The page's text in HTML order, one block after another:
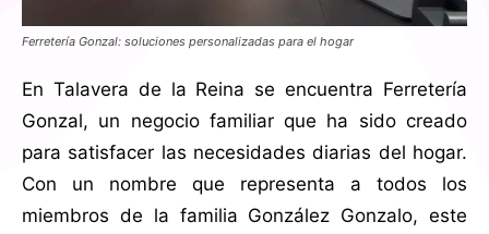
Ferretería Gonzal: soluciones personalizadas para el hogar
En Talavera de la Reina se encuentra Ferretería
Gonzal, un negocio familiar que ha sido creado
para satisfacer las necesidades diarias del hogar.
Con un nombre que representa a todos los
miembros de la familia González Gonzalo, este